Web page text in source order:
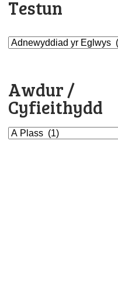
Testun
Awdur /
Cyfieithydd